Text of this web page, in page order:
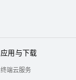
应用与下载
终端云服务